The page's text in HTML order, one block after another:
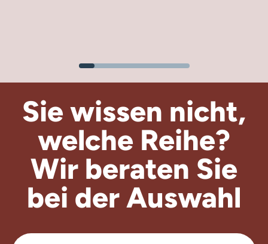
Sie wissen nicht,
welche Reihe?
Wir beraten Sie
bei der Auswahl